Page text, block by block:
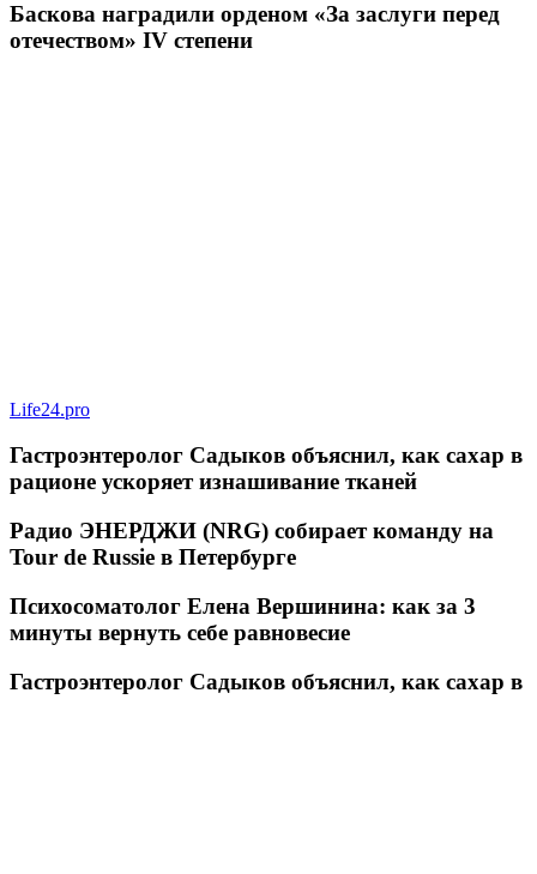
Баскова наградили орденом «За заслуги перед
отечеством» IV степени
Life24.pro
Гастроэнтеролог Садыков объяснил, как сахар в
рационе ускоряет изнашивание тканей
Радио ЭНЕРДЖИ (NRG) собирает команду на
Tour de Russie в Петербурге
Психосоматолог Елена Вершинина: как за 3
минуты вернуть себе равновесие
Гастроэнтеролог Садыков объяснил, как сахар в